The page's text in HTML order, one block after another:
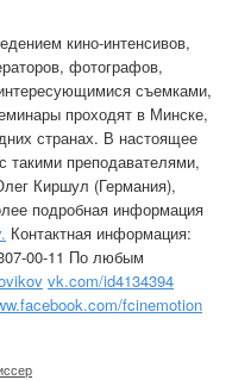
кино-интенсивов,
фотографов,
съемками,
проходят в Минске,
странах. В настоящее
такими преподавателями,
Киршул (Германия),
подробная информация
Контактная информация:
00-11 По любым
vk.com/id4134394
fcinemotion